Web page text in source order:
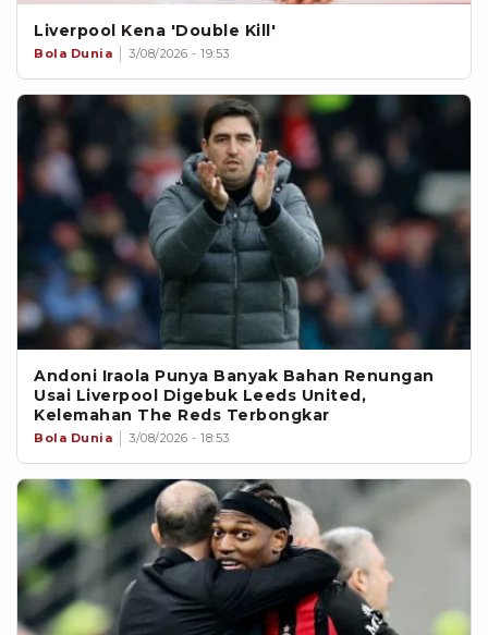
Liverpool Kena 'Double Kill'
Bola Dunia 3/08/2026 - 19:53
Andoni Iraola Punya Banyak Bahan Renungan
Usai Liverpool Digebuk Leeds United,
Kelemahan The Reds Terbongkar
Bola Dunia 3/08/2026 - 18:53